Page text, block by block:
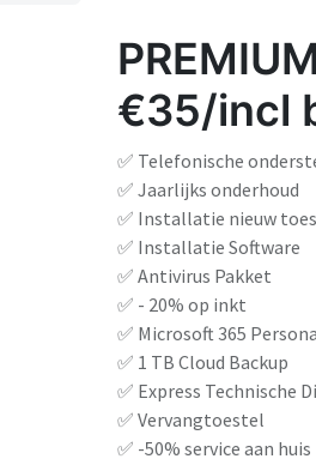
€35/incl
✅ Telefonische
✅ Jaarlijks onderhoud
✅ Installatie nieuw
✅ Installatie Software
✅ Antivirus Pakket
✅ - 20% op inkt
✅ Microsoft 365
✅ 1 TB Cloud Backup
✅ Express Technische
✅ Vervangtoestel
✅ -50% service aan huis